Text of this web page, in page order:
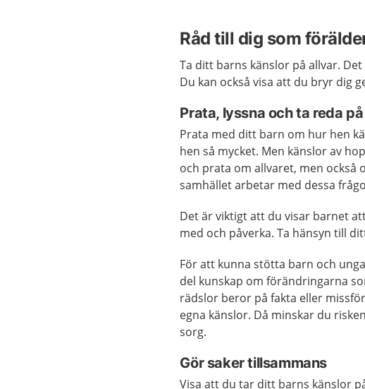
Råd till dig som
Ta ditt barns känslor på allvar.
Du kan också visa att du bryr dig
Prata, lyssna och ta reda
Prata med ditt barn om hur hen
hen så mycket. Men känslor av
och prata om allvaret, men också
samhället arbetar med dessa
Det är viktigt att du visar barnet
med och påverka. Ta hänsyn till
För att kunna stötta barn och
del kunskap om förändringarna
rädslor beror på fakta eller
egna känslor. Då minskar du
sorg.
Gör saker tillsammans
Visa att du tar ditt barns känslor